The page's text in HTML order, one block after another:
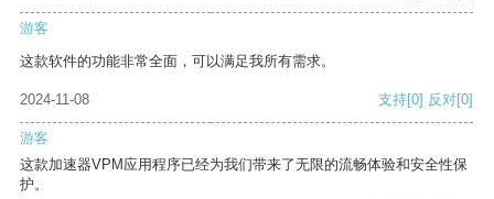
游客
这款软件的功能非常全面，可以满足我所有需求。
2024-11-08 支持[0] 反对[0]
游客
这款加速器VPM应用程序已经为我们带来了无限的流畅体验和安全性保
护。